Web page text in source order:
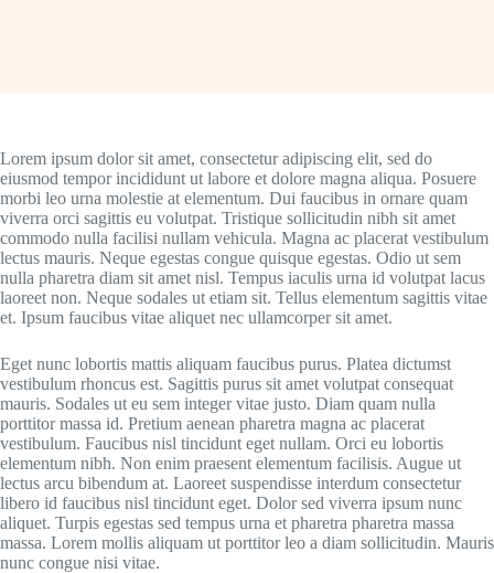
Lorem ipsum dolor sit amet, consectetur adipiscing elit, sed do
eiusmod tempor incididunt ut labore et dolore magna aliqua. Posuere
morbi leo urna molestie at elementum. Dui faucibus in ornare quam
viverra orci sagittis eu volutpat. Tristique sollicitudin nibh sit amet
commodo nulla facilisi nullam vehicula. Magna ac placerat vestibulum
lectus mauris. Neque egestas congue quisque egestas. Odio ut sem
nulla pharetra diam sit amet nisl. Tempus iaculis urna id volutpat lacus
laoreet non. Neque sodales ut etiam sit. Tellus elementum sagittis vitae
et. Ipsum faucibus vitae aliquet nec ullamcorper sit amet.
Eget nunc lobortis mattis aliquam faucibus purus. Platea dictumst
vestibulum rhoncus est. Sagittis purus sit amet volutpat consequat
mauris. Sodales ut eu sem integer vitae justo. Diam quam nulla
porttitor massa id. Pretium aenean pharetra magna ac placerat
vestibulum. Faucibus nisl tincidunt eget nullam. Orci eu lobortis
elementum nibh. Non enim praesent elementum facilisis. Augue ut
lectus arcu bibendum at. Laoreet suspendisse interdum consectetur
libero id faucibus nisl tincidunt eget. Dolor sed viverra ipsum nunc
aliquet. Turpis egestas sed tempus urna et pharetra pharetra massa
massa. Lorem mollis aliquam ut porttitor leo a diam sollicitudin. Mauris
nunc congue nisi vitae.